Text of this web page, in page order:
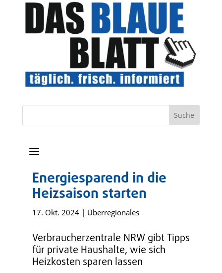
a
Energiesparend in die
Heizsaison starten
17. Okt. 2024| Überregionales
Verbraucherzentrale NRW gibt Tipps
für private Haushalte, wie sich
Heizkosten sparen lassen